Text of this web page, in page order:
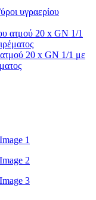
υγραερίου
20 x GN 1/1 με